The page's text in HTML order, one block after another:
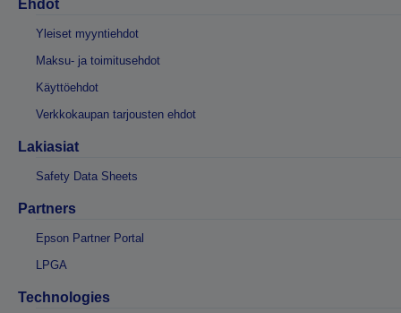
Ehdot
Yleiset myyntiehdot
Maksu- ja toimitusehdot
Käyttöehdot
Verkkokaupan tarjousten ehdot
Lakiasiat
Safety Data Sheets
Partners
Epson Partner Portal
LPGA
Technologies